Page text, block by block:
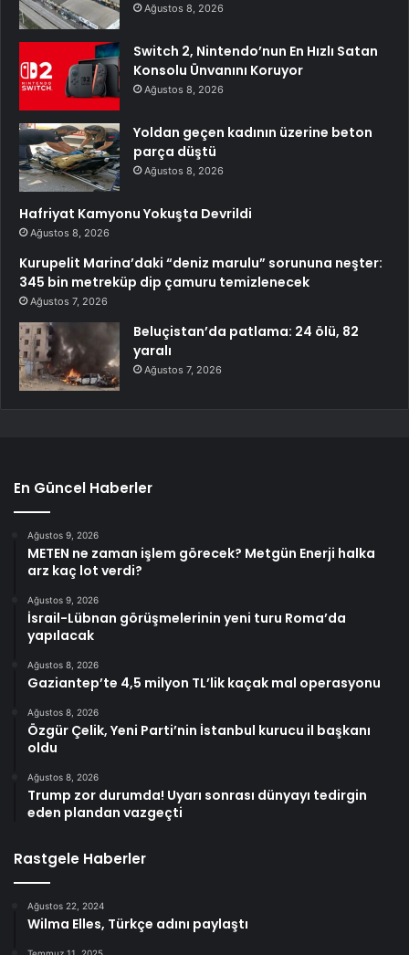
Ağustos 8, 2026
Switch 2, Nintendo’nun En Hızlı Satan
Konsolu Ünvanını Koruyor
Ağustos 8, 2026
Yoldan geçen kadının üzerine beton
parça düştü
Ağustos 8, 2026
Hafriyat Kamyonu Yokuşta Devrildi
Ağustos 8, 2026
Kurupelit Marina’daki “deniz marulu” sorununa neşter:
345 bin metreküp dip çamuru temizlenecek
Ağustos 7, 2026
Beluçistan’da patlama: 24 ölü, 82
yaralı
Ağustos 7, 2026
En Güncel Haberler
Ağustos 9, 2026
METEN ne zaman işlem görecek? Metgün Enerji halka
arz kaç lot verdi?
Ağustos 9, 2026
İsrail-Lübnan görüşmelerinin yeni turu Roma’da
yapılacak
Ağustos 8, 2026
Gaziantep’te 4,5 milyon TL’lik kaçak mal operasyonu
Ağustos 8, 2026
Özgür Çelik, Yeni Parti’nin İstanbul kurucu il başkanı
oldu
Ağustos 8, 2026
Trump zor durumda! Uyarı sonrası dünyayı tedirgin
eden plandan vazgeçti
Rastgele Haberler
Ağustos 22, 2024
Wilma Elles, Türkçe adını paylaştı